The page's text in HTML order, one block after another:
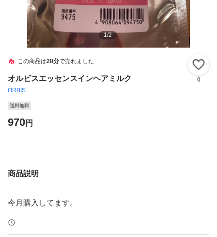
1/2
この商品は28分で売れました
オルビスエッセンスインヘアミルク
ORBIS
0
送料無料
970円
商品説明
今月購入してます。